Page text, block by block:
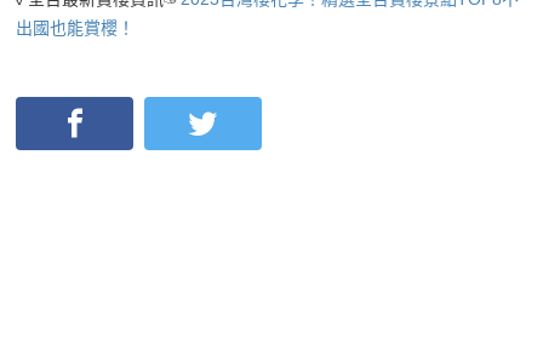
出國也能賞櫻！